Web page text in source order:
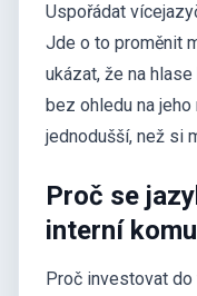
Uspořádat
Jde o to proměnit
ukázat, že na
bez ohledu na
jednodušší, než si
Proč se
interní
Proč investovat